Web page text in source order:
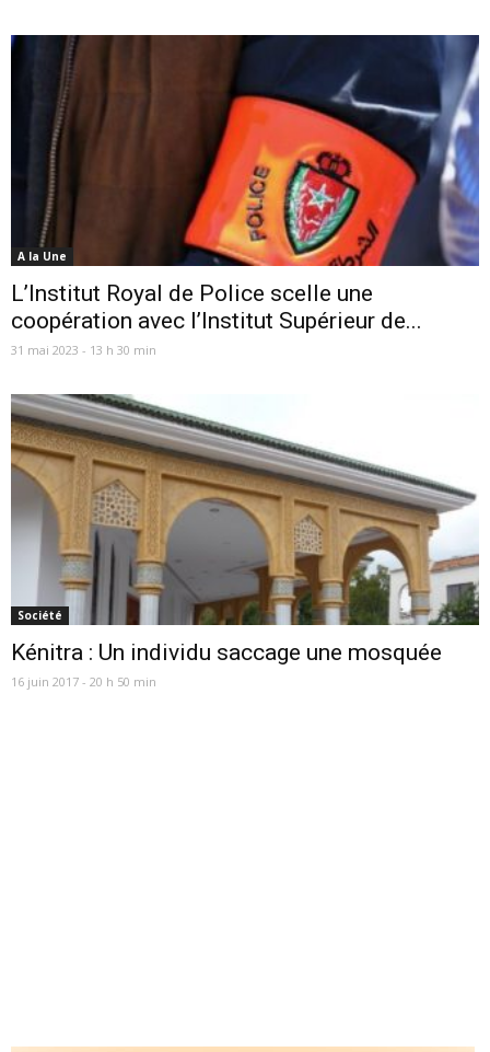
A la Une
L’Institut Royal de Police scelle une
coopération avec l’Institut Supérieur de...
31 mai 2023 - 13 h 30 min
Société
Kénitra : Un individu saccage une mosquée
16 juin 2017 - 20 h 50 min